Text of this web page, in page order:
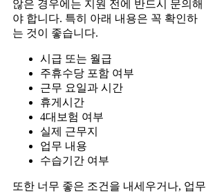
않은 경우에는 지원 전에 반드시 문의해
야 합니다. 특히 아래 내용은 꼭 확인하
는 것이 좋습니다.
시급 또는 월급
주휴수당 포함 여부
근무 요일과 시간
휴게시간
4대보험 여부
실제 근무지
업무 내용
수습기간 여부
또한 너무 좋은 조건을 내세우거나, 업무